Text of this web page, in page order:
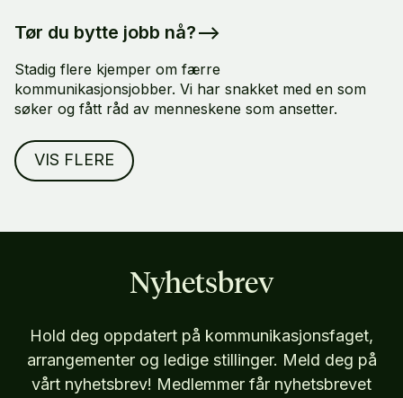
Tør du bytte jobb nå?–>
Stadig flere kjemper om færre
kommunikasjonsjobber. Vi har snakket med en som
søker og fått råd av menneskene som ansetter.
VIS FLERE
Nyhetsbrev
Hold deg oppdatert på kommunikasjonsfaget,
arrangementer og ledige stillinger. Meld deg på
vårt nyhetsbrev! Medlemmer får nyhetsbrevet